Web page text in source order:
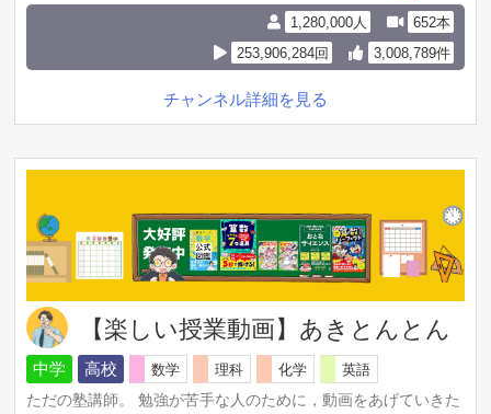
1,280,000人
652本
253,906,284回
3,008,789件
チャンネル詳細を見る
【楽しい授業動画】あきとんとん
中学 高校 数学 理科 化学
英語
ただの塾講師。 勉強が苦手な人のために，動画をあげていきた